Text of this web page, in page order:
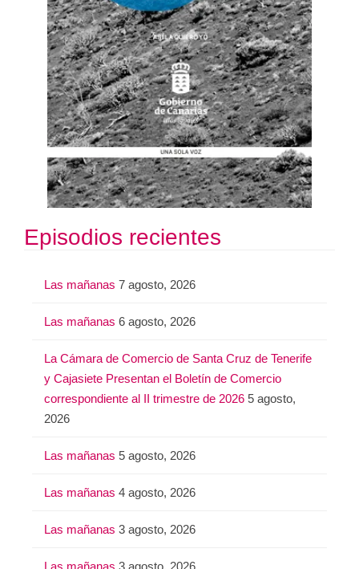
Episodios recientes
Las mañanas 7 agosto, 2026
Las mañanas 6 agosto, 2026
La Cámara de Comercio de Santa Cruz de Tenerife
y Cajasiete Presentan el Boletín de Comercio
correspondiente al II trimestre de 2026 5 agosto,
2026
Las mañanas 5 agosto, 2026
Las mañanas 4 agosto, 2026
Las mañanas 3 agosto, 2026
Las mañanas 3 agosto, 2026